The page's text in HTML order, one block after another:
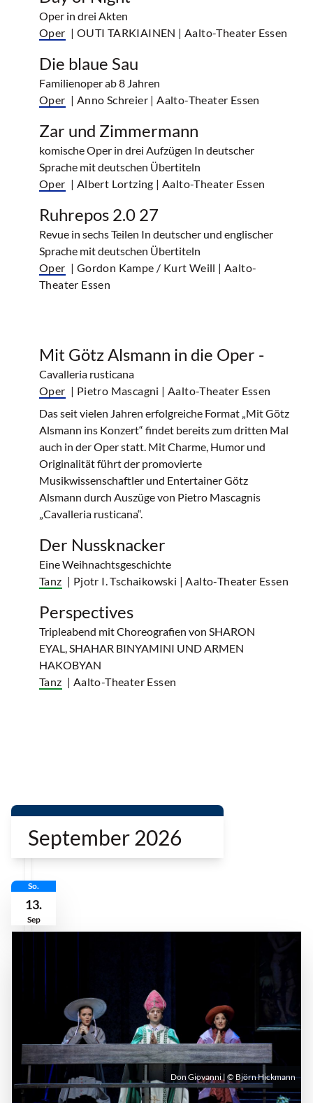
Oper in drei Akten
Oper | OUTI TARKIAINEN | Aalto-Theater Essen
Die blaue Sau
Familienoper ab 8 Jahren
Oper | Anno Schreier | Aalto-Theater Essen
Zar und Zimmermann
komische Oper in drei Aufzügen In deutscher
Sprache mit deutschen Übertiteln
Oper | Albert Lortzing | Aalto-Theater Essen
Ruhrepos 2.0 27
Revue in sechs Teilen In deutscher und englischer
Sprache mit deutschen Übertiteln
Oper | Gordon Kampe / Kurt Weill | Aalto-
Theater Essen
Mit Götz Alsmann in die Oper -
Cavalleria rusticana
Oper | Pietro Mascagni | Aalto-Theater Essen
Das seit vielen Jahren erfolgreiche Format „Mit Götz
Alsmann ins Konzert“ findet bereits zum dritten Mal
auch in der Oper statt. Mit Charme, Humor und
Originalität führt der promovierte
Musikwissenschaftler und Entertainer Götz
Alsmann durch Auszüge von Pietro Mascagnis
„Cavalleria rusticana“.
Der Nussknacker
Eine Weihnachtsgeschichte
Tanz | Pjotr I. Tschaikowski | Aalto-Theater Essen
Perspectives
Tripleabend mit Choreografien von SHARON
EYAL, SHAHAR BINYAMINI UND ARMEN
HAKOBYAN
Tanz | Aalto-Theater Essen
September 2026
So.
13.
Sep
Don Giovanni | © Björn Hickmann